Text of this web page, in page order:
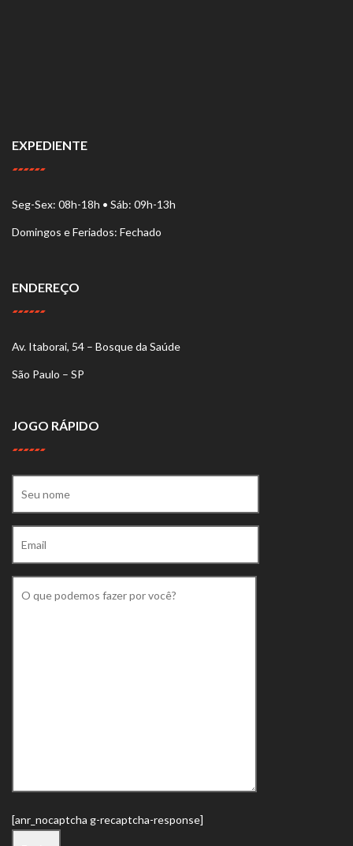
EXPEDIENTE
Seg-Sex: 08h-18h • Sáb: 09h-13h
Domingos e Feriados: Fechado
ENDEREÇO
Av. Itaborai, 54 – Bosque da Saúde
São Paulo – SP
JOGO RÁPIDO
[anr_nocaptcha g-recaptcha-response]